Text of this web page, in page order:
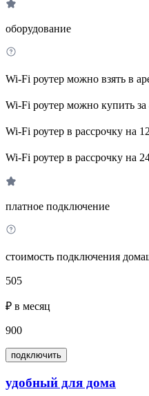
оборудование
Wi-Fi роутер можно взять в
Wi-Fi роутер можно купить за
Wi-Fi роутер в рассрочку на
Wi-Fi роутер в рассрочку на
платное подключение
стоимость подключения
505
₽ в месяц
900
подключить
удобный для дома